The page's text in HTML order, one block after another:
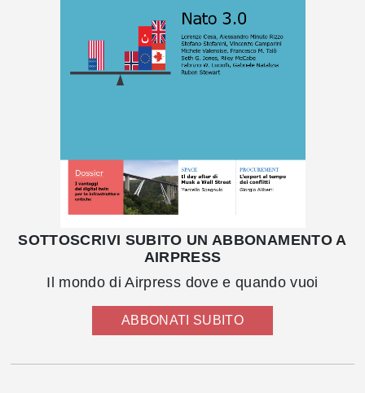
SOTTOSCRIVI SUBITO UN ABBONAMENTO A
AIRPRESS
Il mondo di Airpress dove e quando vuoi
ABBONATI SUBITO